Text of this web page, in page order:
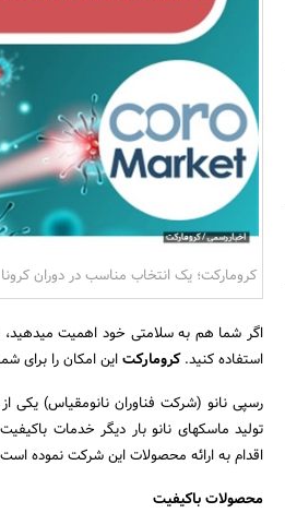
کرومارکت؛ یک انتخاب مناسب در دوران کرونا
اگر شما هم به سلامتی خود اهمیت میدهید،
استفاده کنید.کرومارکتاین امکان را برای
رسپی نانو (شرکت فناوران نانومقیاس) یکی
تولید ماسکهای نانو بار دیگر خدمات
اقدام به ارائه محصولات این شرکت نموده
محصولات باکیفیت